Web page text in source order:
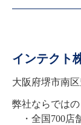
インテクト
大阪府堺市南区
弊社ならではの
・全国700店